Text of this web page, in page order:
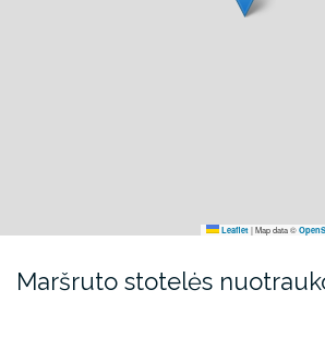
Leaflet |Map data ©
Maršruto stotelės